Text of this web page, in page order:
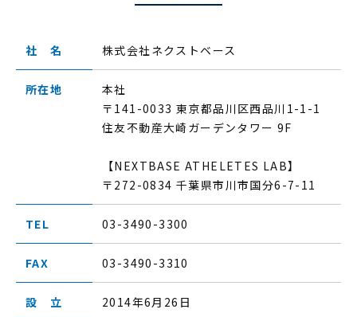
社 名 株式会社ネクストベース
所在地
本社
〒141-0033 東京都品川区西品川1-1-1
住友不動産大崎ガーデンタワー 9F
【NEXTBASE ATHELETES LAB】
〒272-0834 千葉県市川市国分6-7-11
TEL 03-3490-3300
FAX 03-3490-3310
設 立 2014年6月26日